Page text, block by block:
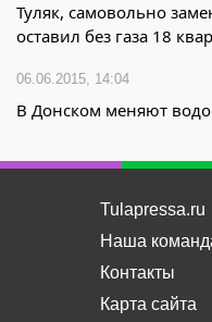
Туляк, самовольно
оставил без газа 18
06.06.2015, 14:04
В Донском меняют
Tulapressa.ru
Наша
Контакты
Карта сайта